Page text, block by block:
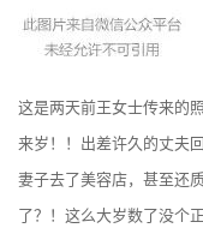
这是两天前王女士传来的
来岁！！出差许久的丈夫
妻子去了美容店，甚至还
了？！这么大岁数了没个